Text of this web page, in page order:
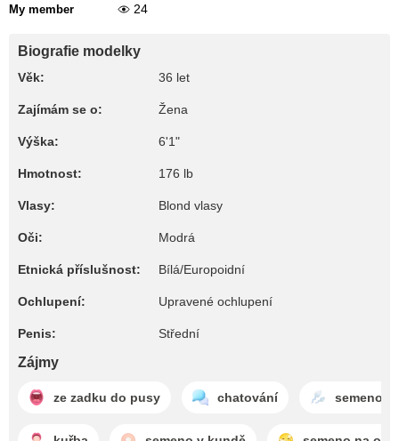
My member 24
Biografie modelky
Věk: 36 let
Zajímám se o: Žena
Výška: 6'1"
Hmotnost: 176 lb
Vlasy: Blond vlasy
Oči: Modrá
Etnická příslušnost: Bílá/Europoidní
Ochlupení: Upravené ochlupení
Penis: Střední
Zájmy
ze zadku do pusy chatování semeno